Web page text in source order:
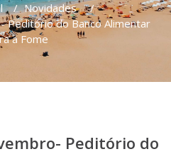
/ Novidades
/
Peditório do Banco Alimentar
a Fome
Peditório do